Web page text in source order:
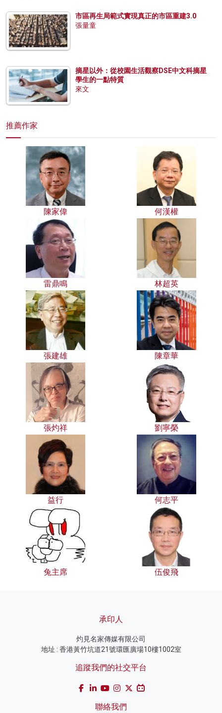
市區再生局範式實現真正的市區重建3.0
張量童
摘星以外：從校園生活觀察DSE中文科摘星
學生的一點特質
來文
推薦作家
陳家偉 何漢權
雷鼎鳴 林超英
張建雄 陳章華
張灼祥 劉寧榮
益行 何志平
兔主席 伍俊飛
承印人
灼見名家傳媒有限公司
地址 : 香港黃竹坑道21號環匯廣場10樓1002室
追蹤我們的社交平台
聯絡我們